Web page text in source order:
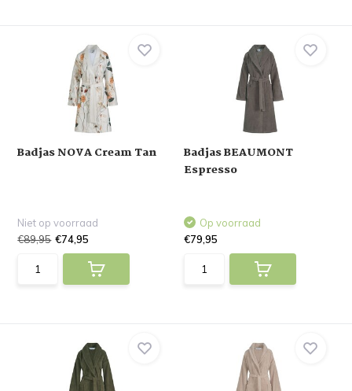
Badjas NOVA Cream Tan
Niet op voorraad
€89,95 €74,95
Badjas BEAUMONT
Espresso
Op voorraad
€79,95